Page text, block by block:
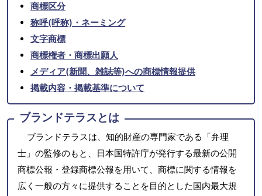
商標区分
称呼(呼称)・ネーミング
文字商標
商標権者・商標出願人
メディア(新聞、雑誌等)への商標情報提供
掲載内容・掲載基準について
ブランドテラスとは
ブランドテラスは、知的財産の専門家である「弁理
士」の監修のもと、日本国特許庁が発行する最新の公開
商標公報・登録商標公報を用いて、商標に関する情報を
広く一般の方々に提供することを目的とした国内最大規